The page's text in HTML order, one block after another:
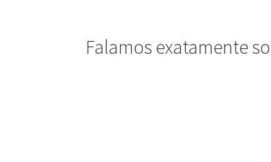
Falamos exatamente